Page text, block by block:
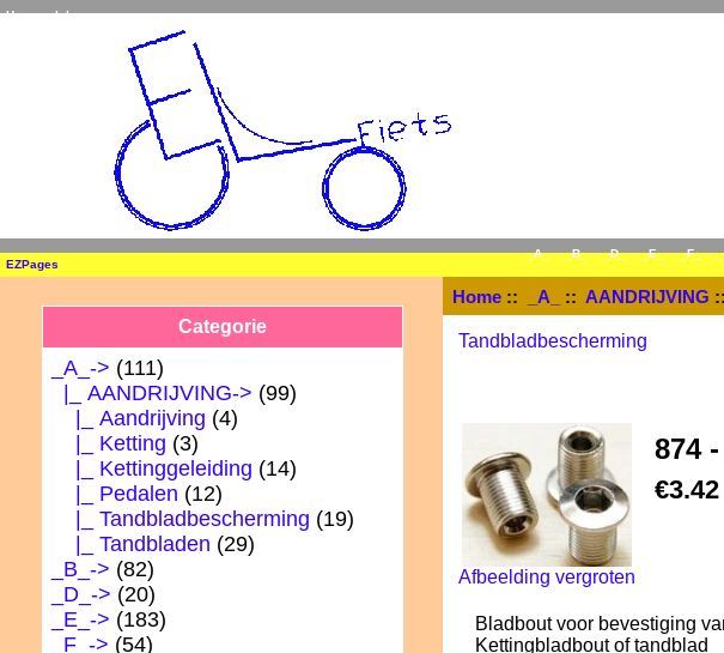
Home Inloggen
_A_ _B_ _D_ _E_ _F_
EZPages
Categorie
_A_-> (111)
|_ AANDRIJVING-> (99)
|_ Aandrijving (4)
|_ Ketting (3)
|_ Kettinggeleiding (14)
|_ Pedalen (12)
|_ Tandbladbescherming (19)
|_ Tandbladen (29)
_B_-> (82)
_D_-> (20)
_E_-> (183)
_F_-> (54)
Home:: _A_ :: AANDRIJVING
Tandbladbescherming
Afbeelding vergroten
874
€3.42
Bladbout voor bevestiging
Kettingbladbout of tandblad